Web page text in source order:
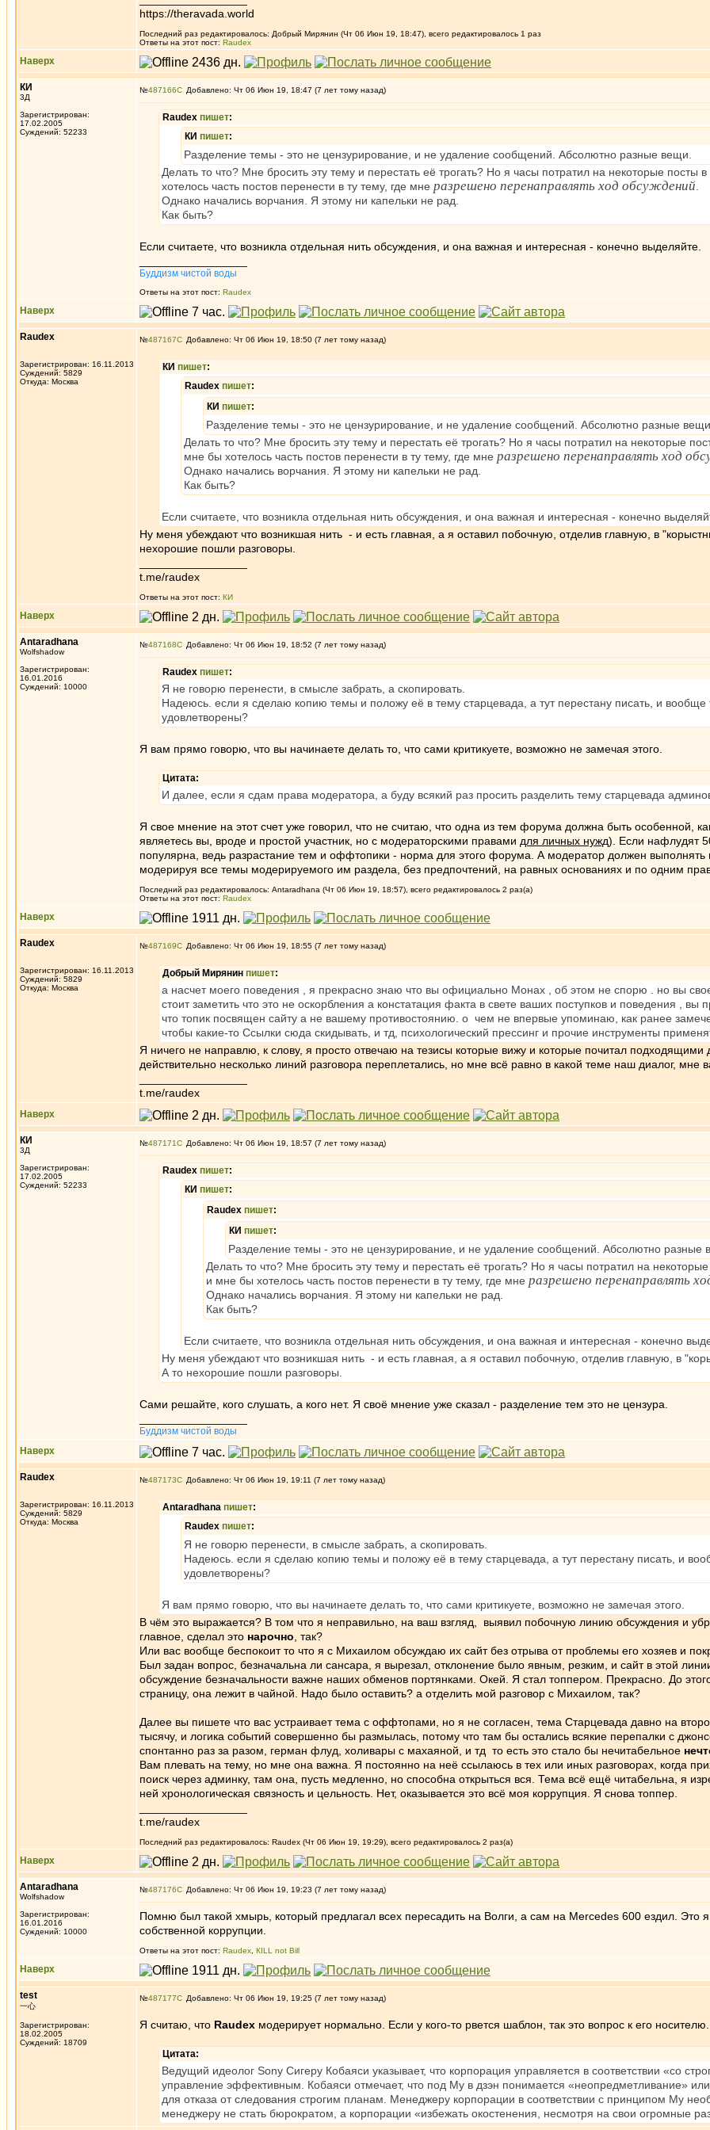
https://theravada.world
Последний раз редактировалось: Добрый Мирянин (Чт 06 Июн 19, 18:47), всего редактировалось 1 раз
Ответы на этот пост: Raudex
Наверх
КИ
3Д
Зарегистрирован:
17.02.2005
Суждений: 52233
№487166 Добавлено: Чт 06 Июн 19, 18:47 (7 лет тому назад)
Raudex пишет:
КИ пишет:
Разделение темы - это не цензурирование, и не удаление сообщений. Абсолютно разные вещи.
Делать то что? Мне бросить эту тему и перестать её трогать? Но я часы потратил на некоторые
хотелось часть постов перенести в ту тему, где мне разрешено перенаправлять ход обсуждений
Однако начались ворчания. Я этому ни капельки не рад.
Как быть?
Если считаете, что возникла отдельная нить обсуждения, и она важная и интересная - конечно выделяйте.
Буддизм чистой воды
Ответы на этот пост: Raudex
Наверх
Raudex
Зарегистрирован: 16.11.2013
Суждений: 5829
Откуда: Москва
№487167 Добавлено: Чт 06 Июн 19, 18:50 (7 лет тому назад)
КИ пишет:
Raudex пишет:
КИ пишет:
Разделение темы - это не цензурирование, и не удаление сообщений. Абсолютно разные
Делать то что? Мне бросить эту тему и перестать её трогать? Но я часы потратил на некоторые
мне бы хотелось часть постов перенести в ту тему, где мне разрешено перенаправлять ход
Однако начались ворчания. Я этому ни капельки не рад.
Как быть?
Если считаете, что возникла отдельная нить обсуждения, и она важная и интересная - конечно
Ну меня убеждают что возникшая нить - и есть главная, а я оставил побочную, отделив главную, в
нехорошие пошли разговоры.
t.me/raudex
Ответы на этот пост: КИ
Наверх
Antaradhana
Wolfshadow
Зарегистрирован:
16.01.2016
Суждений: 10000
№487168 Добавлено: Чт 06 Июн 19, 18:52 (7 лет тому назад)
Raudex пишет:
Я не говорю перенести, в смысле забрать, а скопировать.
Надеюсь. если я сделаю копию темы и положу её в тему старцевада, а тут перестану писать, и
удовлетворены?
Я вам прямо говорю, что вы начинаете делать то, что сами критикуете, возможно не замечая этого.
Цитата:
И далее, если я сдам права модератора, а буду всякий раз просить разделить тему старцевада
Я свое мнение на этот счет уже говорил, что не считаю, что одна из тем форума должна быть особенной,
являетесь вы, вроде и простой участник, но с модераторскими правами для личных нужд). Если нафлудят
популярна, ведь разрастание тем и оффтопики - норма для этого форума. А модератор должен
модерируя все темы модерируемого им раздела, без предпочтений, на равных основаниях и по одним
Последний раз редактировалось: Antaradhana (Чт 06 Июн 19, 18:57), всего редактировалось 2 раз(а)
Ответы на этот пост: Raudex
Наверх
Raudex
Зарегистрирован: 16.11.2013
Суждений: 5829
Откуда: Москва
№487169 Добавлено: Чт 06 Июн 19, 18:55 (7 лет тому назад)
Добрый Мирянин пишет:
а насчет моего поведения , я прекрасно знаю что вы официально Монах , об этом не спорю . но вы
стоит заметить что это не оскорбления а констатация факта в свете ваших поступков и поведения ,
что топик посвящен сайту а не вашему противостоянию. о чем не впервые упоминаю, как ранее
чтобы какие-то Ссылки сюда скидывать, и тд, психологический прессинг и прочие инструменты
Я ничего не направлю, к слову, я просто отвечаю на тезисы которые вижу и которые почитал подходящими
действительно несколько линий разговора переплетались, но мне всё равно в какой теме наш диалог, мне
t.me/raudex
Наверх
КИ
3Д
Зарегистрирован:
17.02.2005
Суждений: 52233
№487171 Добавлено: Чт 06 Июн 19, 18:57 (7 лет тому назад)
Raudex пишет:
КИ пишет:
Raudex пишет:
КИ пишет:
Разделение темы - это не цензурирование, и не удаление сообщений. Абсолютно разные
Делать то что? Мне бросить эту тему и перестать её трогать? Но я часы потратил на
и мне бы хотелось часть постов перенести в ту тему, где мне разрешено перенаправлять
Однако начались ворчания. Я этому ни капельки не рад.
Как быть?
Если считаете, что возникла отдельная нить обсуждения, и она важная и интересная - конечно
Ну меня убеждают что возникшая нить - и есть главная, а я оставил побочную, отделив главную, в
А то нехорошие пошли разговоры.
Сами решайте, кого слушать, а кого нет. Я своё мнение уже сказал - разделение тем это не цензура.
Буддизм чистой воды
Наверх
Raudex
Зарегистрирован: 16.11.2013
Суждений: 5829
Откуда: Москва
№487173 Добавлено: Чт 06 Июн 19, 19:11 (7 лет тому назад)
Antaradhana пишет:
Raudex пишет:
Я не говорю перенести, в смысле забрать, а скопировать.
Надеюсь. если я сделаю копию темы и положу её в тему старцевада, а тут перестану писать, и
удовлетворены?
Я вам прямо говорю, что вы начинаете делать то, что сами критикуете, возможно не замечая этого.
В чём это выражается? В том что я неправильно, на ваш взгляд, выявил побочную линию обсуждения и
главное, сделал это нарочно , так?
Или вас вообще беспокоит то что я с Михаилом обсуждаю их сайт без отрыва от проблемы его хозяев и
Был задан вопрос, безначальна ли сансара, я вырезал, отклонение было явным, резким, и сайт в этой
обсуждение безначальности важне наших обменов портянками. Окей. Я стал топпером. Прекрасно. До
страницу, она лежит в чайной. Надо было оставить? а отделить мой разговор с Михаилом, так?
Далее вы пишете что вас устраивает тема с оффтопами, но я не согласен, тема Старцевада давно на
тысячу, и логика событий совершенно бы размылась, потому что там бы остались всякие перепалки с
спонтанно раз за разом, герман флуд, холивары с махаяной, и тд то есть это стало бы нечитабельное
Вам плевать на тему, но мне она важна. Я постоянно на неё ссылаюсь в тех или иных разговорах, когда
поиск через админку, там она, пусть медленно, но способна открыться вся. Тема всё ещё читабельна, я
ней хронологическая связность и цельность. Нет, оказывается это всё моя коррупция. Я снова топпер.
t.me/raudex
Последний раз редактировалось: Raudex (Чт 06 Июн 19, 19:29), всего редактировалось 2 раз(а)
Наверх
Antaradhana
Wolfshadow
Зарегистрирован:
16.01.2016
Суждений: 10000
№487176 Добавлено: Чт 06 Июн 19, 19:23 (7 лет тому назад)
Помню был такой хмырь, который предлагал всех пересадить на Волги, а сам на Mercedes 600 ездил. Это
собственной коррупции.
Ответы на этот пост: Raudex КILL not Вill
Наверх
test
一心
Зарегистрирован:
18.02.2005
Суждений: 18709
№487177 Добавлено: Чт 06 Июн 19, 19:25 (7 лет тому назад)
Я считаю, что Raudex модерирует нормально. Если у кого-то рвется шаблон, так это вопрос к его носителю.
Цитата:
Ведущий идеолог Sony Сигеру Кобаяси указывает, что корпорация управляется в соответствии «со
управление эффективным. Кобаяси отмечает, что под Му в дзэн понимается «неопредметливание»
для отказа от следования строгим планам. Менеджеру корпорации в соответствии с принципом Му
менеджеру не стать бюрократом, а корпорации «избежать окостенения, несмотря на свои огромные